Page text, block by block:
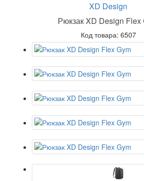
XD Design
Рюкзак XD Design Flex
Код товара: 6507